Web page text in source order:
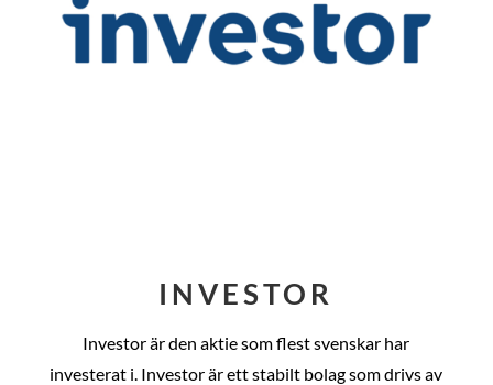
INVESTOR
Investor är den aktie som flest svenskar har
investerat i. Investor är ett stabilt bolag som drivs av